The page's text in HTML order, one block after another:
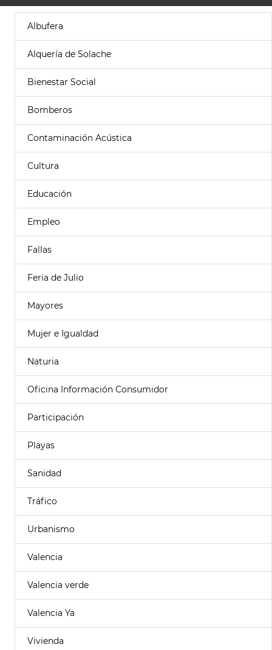
Albufera
Alquería de Solache
Bienestar Social
Bomberos
Contaminación Acústica
Cultura
Educación
Empleo
Fallas
Feria de Julio
Mayores
Mujer e Igualdad
Naturia
Oficina Información Consumidor
Participación
Playas
Sanidad
Tráfico
Urbanismo
Valencia
Valencia verde
Valencia Ya
Vivienda